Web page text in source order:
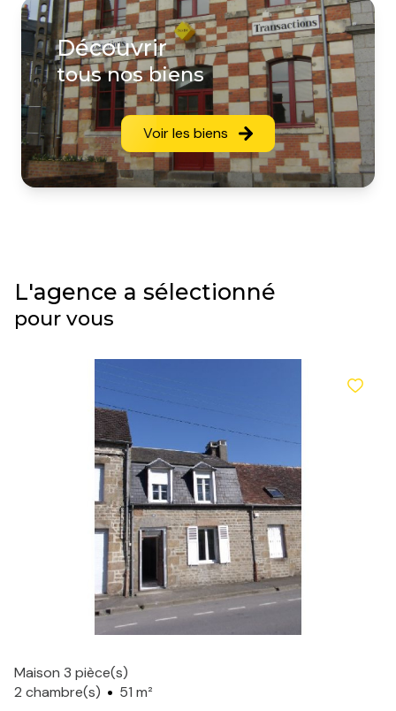
Découvrir
tous nos biens
Voir les biens
L'agence a sélectionné
pour vous
Maison 3 pièce(s)
2 chambre(s)
51 m²